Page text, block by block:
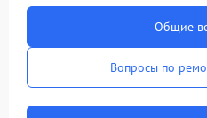
Общие
Вопросы по